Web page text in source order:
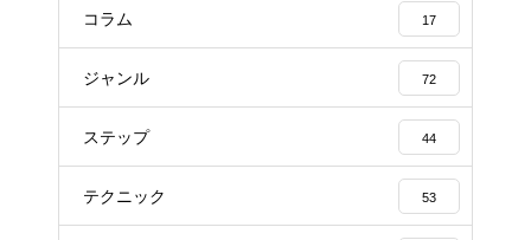
コラム 17
ジャンル 72
ステップ 44
テクニック 53